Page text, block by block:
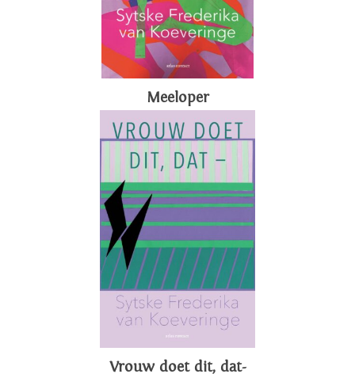
Meeloper
Vrouw doet dit, dat-